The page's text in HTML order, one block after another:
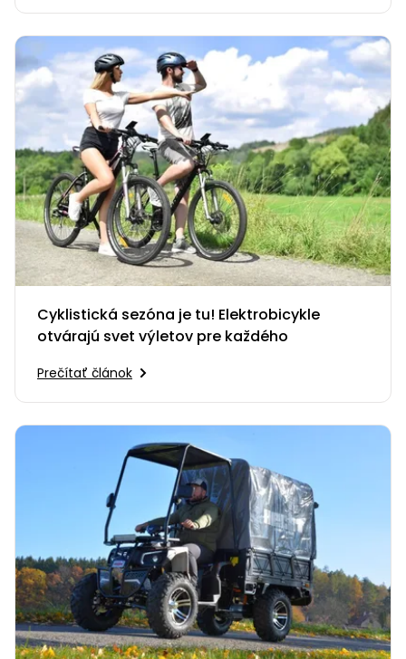
Cyklistická sezóna je tu! Elektrobicykle
otvárajú svet výletov pre každého
Prečítať článok